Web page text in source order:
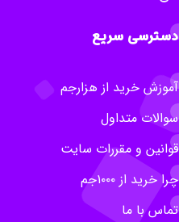
دسترسی سریع
آموزش خرید از هزارجم
سوالات متداول
قوانین و مقررات سایت
چرا خرید از ۱۰۰۰جم
تماس با ما